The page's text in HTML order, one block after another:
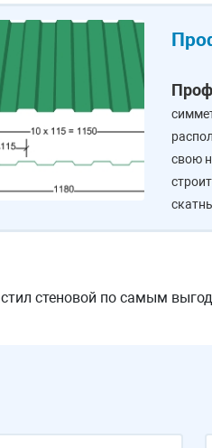
свою
стеновой по самым